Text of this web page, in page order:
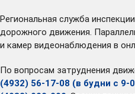
Региональная служба
дорожного движения.
и камер видеонаблюдения в
По вопросам затруднения
(4932) 56-17-08 (в будни с 9-